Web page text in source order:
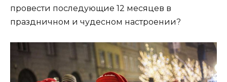
провести последующие 12 месяцев в
праздничном и чудесном настроении?